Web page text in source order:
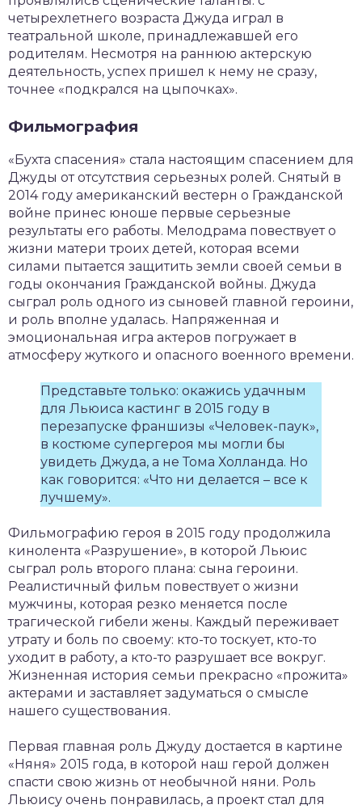
четырехлетнего возраста Джуда играл в
театральной школе, принадлежавшей его
родителям. Несмотря на раннюю актерскую
деятельность, успех пришел к нему не сразу,
точнее «подкрался на цыпочках».
Фильмография
«Бухта спасения» стала настоящим спасением для
Джуды от отсутствия серьезных ролей. Снятый в
2014 году американский вестерн о Гражданской
войне принес юноше первые серьезные
результаты его работы. Мелодрама повествует о
жизни матери троих детей, которая всеми
силами пытается защитить земли своей семьи в
годы окончания Гражданской войны. Джуда
сыграл роль одного из сыновей главной героини,
и роль вполне удалась. Напряженная и
эмоциональная игра актеров погружает в
атмосферу жуткого и опасного военного времени.
Представьте только: окажись удачным
для Льюиса кастинг в 2015 году в
перезапуске франшизы «Человек-паук»,
в костюме супергероя мы могли бы
увидеть Джуда, а не Тома Холланда. Но
как говорится: «Что ни делается – все к
лучшему».
Фильмографию героя в 2015 году продолжила
кинолента «Разрушение», в которой Льюис
сыграл роль второго плана: сына героини.
Реалистичный фильм повествует о жизни
мужчины, которая резко меняется после
трагической гибели жены. Каждый переживает
утрату и боль по своему: кто-то тоскует, кто-то
уходит в работу, а кто-то разрушает все вокруг.
Жизненная история семьи прекрасно «прожита»
актерами и заставляет задуматься о смысле
нашего существования.
Первая главная роль Джуду достается в картине
«Няня» 2015 года, в которой наш герой должен
спасти свою жизнь от необычной няни. Роль
Льюису очень понравилась, а проект стал для